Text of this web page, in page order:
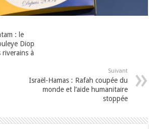
: le
Diop
riverains à
Suivant
Israël-Hamas : Rafah coupée du
monde et l’aide humanitaire
stoppée